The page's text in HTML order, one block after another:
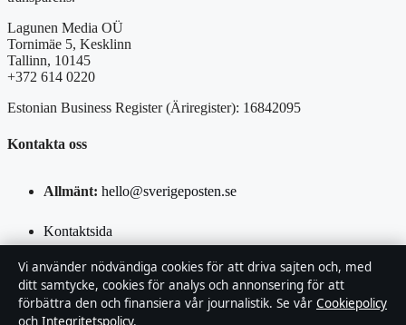
Lagunen Media OÜ
Tornimäe 5, Kesklinn
Tallinn, 10145
+372 614 0220
Estonian Business Register (Äriregister): 16842095
Kontakta oss
Allmänt: hello@sverigeposten.se
Kontaktsida
Tipsa oss
+46 8 525 031 85
Vi använder nödvändiga cookies för att driva sajten och, med
ditt samtycke, cookies för analys och annonsering för att
förbättra den och finansiera vår journalistik. Se vår Cookiepolicy
och Integritetspolicy.